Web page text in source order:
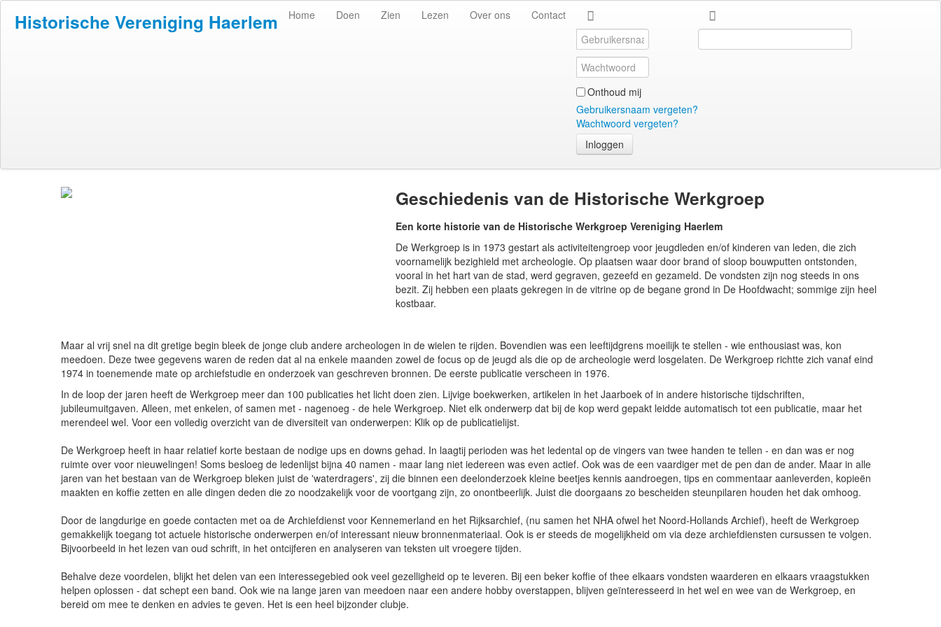
Historische Vereniging Haerlem Home Doen Zien Lezen Over ons Contact
Onthoud mij
Gebruikersnaam vergeten?
Wachtwoord vergeten?
Inloggen
...
Geschiedenis van de Historische Werkgroep
Een korte historie van de Historische Werkgroep Vereniging Haerlem
De Werkgroep is in 1973 gestart als activiteitengroep voor jeugdleden en/of kinderen van leden, die zich
voornamelijk bezighield met archeologie. Op plaatsen waar door brand of sloop bouwputten ontstonden,
vooral in het hart van de stad, werd gegraven, gezeefd en gezameld. De vondsten zijn nog steeds in ons
bezit. Zij hebben een plaats gekregen in de vitrine op de begane grond in De Hoofdwacht; sommige zijn heel
kostbaar.
Maar al vrij snel na dit gretige begin bleek de jonge club andere archeologen in de wielen te rijden. Bovendien was een leeftijdgrens moeilijk te stellen - wie enthousiast was, kon
meedoen. Deze twee gegevens waren de reden dat al na enkele maanden zowel de focus op de jeugd als die op de archeologie werd losgelaten. De Werkgroep richtte zich vanaf eind
1974 in toenemende mate op archiefstudie en onderzoek van geschreven bronnen. De eerste publicatie verscheen in 1976.
In de loop der jaren heeft de Werkgroep meer dan 100 publicaties het licht doen zien. Lijvige boekwerken, artikelen in het Jaarboek of in andere historische tijdschriften,
jubileumuitgaven. Alleen, met enkelen, of samen met - nagenoeg - de hele Werkgroep. Niet elk onderwerp dat bij de kop werd gepakt leidde automatisch tot een publicatie, maar het
merendeel wel. Voor een volledig overzicht van de diversiteit van onderwerpen: Klik op de publicatielijst.
De Werkgroep heeft in haar relatief korte bestaan de nodige ups en downs gehad. In laagtij perioden was het ledental op de vingers van twee handen te tellen - en dan was er nog
ruimte over voor nieuwelingen! Soms besloeg de ledenlijst bijna 40 namen - maar lang niet iedereen was even actief. Ook was de een vaardiger met de pen dan de ander. Maar in alle
jaren van het bestaan van de Werkgroep bleken juist de 'waterdragers', zij die binnen een deelonderzoek kleine beetjes kennis aandroegen, tips en commentaar aanleverden, kopieën
maakten en koffie zetten en alle dingen deden die zo noodzakelijk voor de voortgang zijn, zo onontbeerlijk. Juist die doorgaans zo bescheiden steunpilaren houden het dak omhoog.
Door de langdurige en goede contacten met oa de Archiefdienst voor Kennemerland en het Rijksarchief, (nu samen het NHA ofwel het Noord-Hollands Archief), heeft de Werkgroep
gemakkelijk toegang tot actuele historische onderwerpen en/of interessant nieuw bronnenmateriaal. Ook is er steeds de mogelijkheid om via deze archiefdiensten cursussen te volgen.
Bijvoorbeeld in het lezen van oud schrift, in het ontcijferen en analyseren van teksten uit vroegere tijden.
Behalve deze voordelen, blijkt het delen van een interessegebied ook veel gezelligheid op te leveren. Bij een beker koffie of thee elkaars vondsten waarderen en elkaars vraagstukken
helpen oplossen - dat schept een band. Ook wie na lange jaren van meedoen naar een andere hobby overstappen, blijven geïnteresseerd in het wel en wee van de Werkgroep, en
bereid om mee te denken en advies te geven. Het is een heel bijzonder clubje.